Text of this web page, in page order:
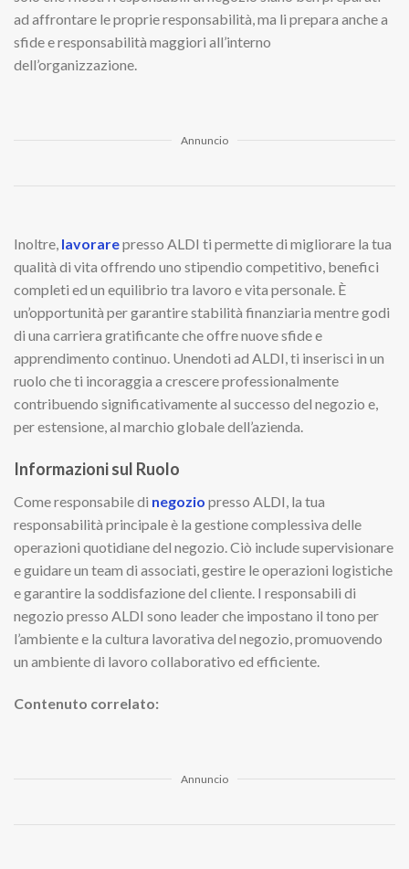
ad affrontare le proprie responsabilità, ma li prepara anche a
sfide e responsabilità maggiori all’interno
dell’organizzazione.
Annuncio
Inoltre, lavorarepresso ALDI ti permette di migliorare la tua
qualità di vita offrendo uno stipendio competitivo, benefici
completi ed un equilibrio tra lavoro e vita personale. È
un’opportunità per garantire stabilità finanziaria mentre godi
di una carriera gratificante che offre nuove sfide e
apprendimento continuo. Unendoti ad ALDI, ti inserisci in un
ruolo che ti incoraggia a crescere professionalmente
contribuendo significativamente al successo del negozio e,
per estensione, al marchio globale dell’azienda.
Informazioni sul Ruolo
Come responsabile di negozio presso ALDI, la tua
responsabilità principale è la gestione complessiva delle
operazioni quotidiane del negozio. Ciò include supervisionare
e guidare un team di associati, gestire le operazioni logistiche
e garantire la soddisfazione del cliente. I responsabili di
negozio presso ALDI sono leader che impostano il tono per
l’ambiente e la cultura lavorativa del negozio, promuovendo
un ambiente di lavoro collaborativo ed efficiente.
Contenuto correlato:
Annuncio